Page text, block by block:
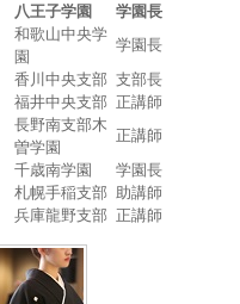
八王子学園
学園長
和歌山中央学
園
学園長
香川中央支部 支部長
福井中央支部 正講師
長野南支部木
曽学園
正講師
千歳南学園
学園長
札幌手稲支部 助講師
兵庫龍野支部 正講師